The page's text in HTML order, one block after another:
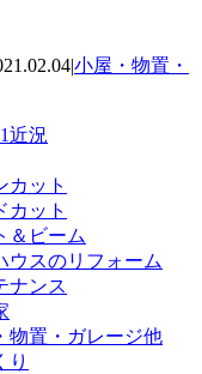
|小屋・物置・
近況
カット
カット
＆ビーム
ウスのリフォーム
ナンス
物置・ガレージ他
り